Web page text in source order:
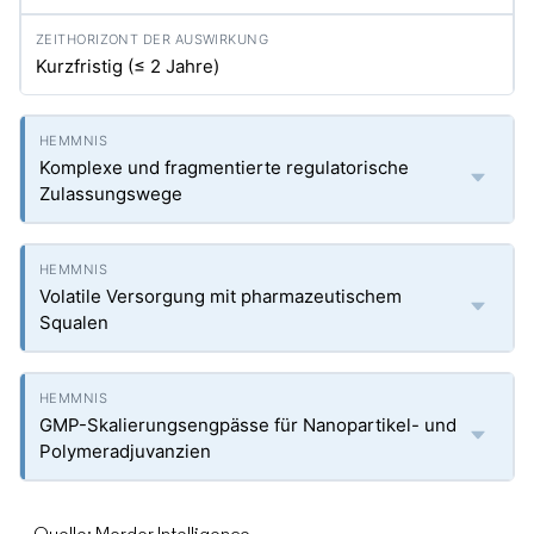
Kurzfristig (≤ 2 Jahre)
Komplexe und fragmentierte regulatorische
Zulassungswege
Volatile Versorgung mit pharmazeutischem
Squalen
GMP-Skalierungsengpässe für Nanopartikel- und
Polymeradjuvanzien